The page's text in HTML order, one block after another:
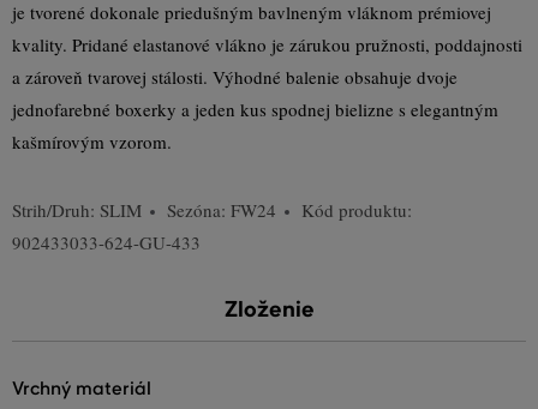
je tvorené dokonale priedušným bavlneným vláknom prémiovej
kvality. Pridané elastanové vlákno je zárukou pružnosti, poddajnosti
a zároveň tvarovej stálosti. Výhodné balenie obsahuje dvoje
jednofarebné boxerky a jeden kus spodnej bielizne s elegantným
kašmírovým vzorom.
Strih/Druh: SLIM Sezóna: FW24
Kód produktu:
902433033-624-GU-433
Zloženie
vrchný materiál